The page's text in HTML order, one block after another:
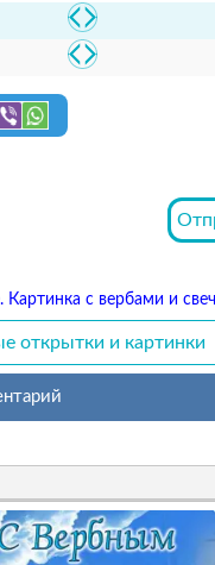
Картинка с вербами и
открытки и картинки